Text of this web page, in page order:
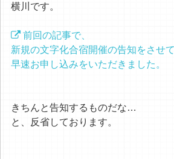
横川です。
前回の記事で、
新規の文字化合宿開催の告知をさせ
早速お申し込みをいただきました。
きちんと告知するものだな…
と、反省しております。